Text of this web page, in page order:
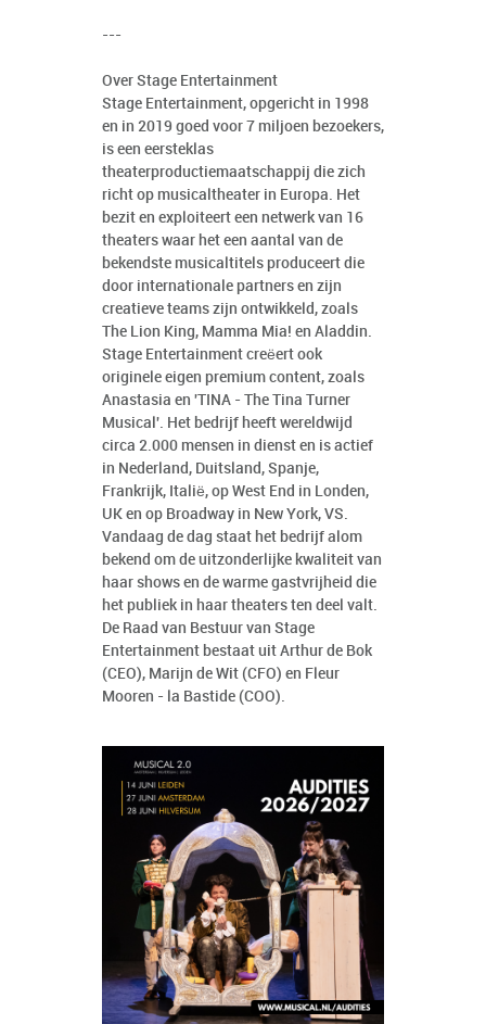
---
Over Stage Entertainment
Stage Entertainment, opgericht in 1998
en in 2019 goed voor 7 miljoen bezoekers,
is een eersteklas
theaterproductiemaatschappij die zich
richt op musicaltheater in Europa. Het
bezit en exploiteert een netwerk van 16
theaters waar het een aantal van de
bekendste musicaltitels produceert die
door internationale partners en zijn
creatieve teams zijn ontwikkeld, zoals
The Lion King, Mamma Mia! en Aladdin.
Stage Entertainment creëert ook
originele eigen premium content, zoals
Anastasia en 'TINA - The Tina Turner
Musical'. Het bedrijf heeft wereldwijd
circa 2.000 mensen in dienst en is actief
in Nederland, Duitsland, Spanje,
Frankrijk, Italië, op West End in Londen,
UK en op Broadway in New York, VS.
Vandaag de dag staat het bedrijf alom
bekend om de uitzonderlijke kwaliteit van
haar shows en de warme gastvrijheid die
het publiek in haar theaters ten deel valt.
De Raad van Bestuur van Stage
Entertainment bestaat uit Arthur de Bok
(CEO), Marijn de Wit (CFO) en Fleur
Mooren - la Bastide (COO).